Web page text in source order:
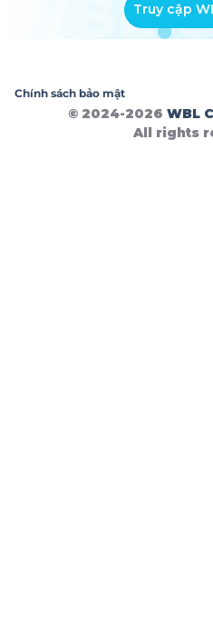
Truy cập
Chính sách bảo mật
© 2024-2026 WBL
All rights